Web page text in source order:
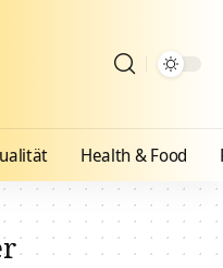
Health & Food